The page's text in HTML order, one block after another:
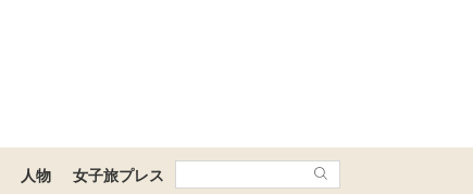
人物 女子旅プレス